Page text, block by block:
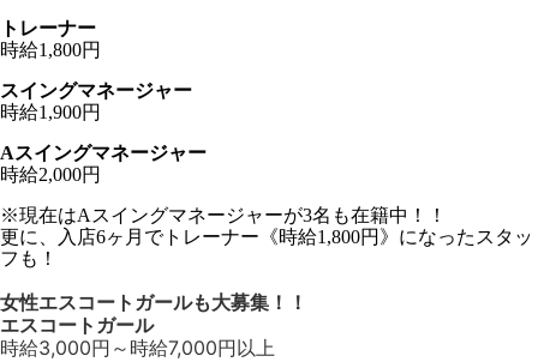
トレーナー
時給1,800円
スイングマネージャー
時給1,900円
Aスイングマネージャー
時給2,000円
※現在はAスイングマネージャーが3名も在籍中！！
更に、入店6ヶ月でトレーナー《時給1,800円》になったスタッ
フも！
女性エスコートガールも大募集！！
エスコートガール
時給3,000円～時給7,000円以上